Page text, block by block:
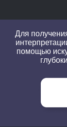
Для
помощью